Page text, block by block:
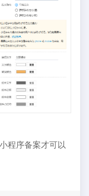
程序备案才可以